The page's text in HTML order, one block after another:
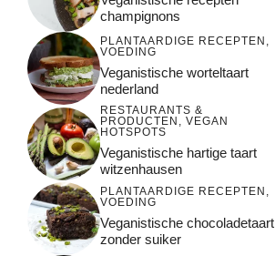
champignons
PLANTAARDIGE RECEPTEN
VOEDING
Veganistische worteltaart
nederland
RESTAURANTS &
PRODUCTEN , VEGAN
HOTSPOTS
Veganistische hartige taart
witzenhausen
PLANTAARDIGE RECEPTEN
VOEDING
Veganistische chocoladetaart
zonder suiker